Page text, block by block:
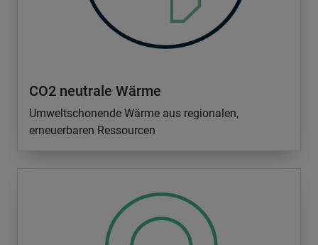
CO2 neutrale Wärme
Umweltschonende Wärme aus regionalen,
erneuerbaren Ressourcen